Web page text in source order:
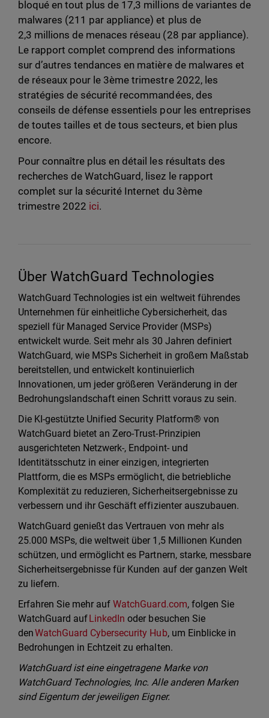
bloqué en tout plus de 17,3 millions de variantes de
malwares (211 par appliance) et plus de
2,3 millions de menaces réseau (28 par appliance).
Le rapport complet comprend des informations
sur d’autres tendances en matière de malwares et
de réseaux pour le 3ème trimestre 2022, les
stratégies de sécurité recommandées, des
conseils de défense essentiels pour les entreprises
de toutes tailles et de tous secteurs, et bien plus
encore.
Pour connaître plus en détail les résultats des
recherches de WatchGuard, lisez le rapport
complet sur la sécurité Internet du 3ème
trimestre 2022 ici.
Über WatchGuard Technologies
WatchGuard Technologies ist ein weltweit führendes
Unternehmen für einheitliche Cybersicherheit, das
speziell für Managed Service Provider (MSPs)
entwickelt wurde. Seit mehr als 30 Jahren definiert
WatchGuard, wie MSPs Sicherheit in großem Maßstab
bereitstellen, und entwickelt kontinuierlich
Innovationen, um jeder größeren Veränderung in der
Bedrohungslandschaft einen Schritt voraus zu sein.
Die KI-gestützte Unified Security Platform® von
WatchGuard bietet an Zero-Trust-Prinzipien
ausgerichteten Netzwerk-, Endpoint- und
Identitätsschutz in einer einzigen, integrierten
Plattform, die es MSPs ermöglicht, die betriebliche
Komplexität zu reduzieren, Sicherheitsergebnisse zu
verbessern und ihr Geschäft effizienter auszubauen.
WatchGuard genießt das Vertrauen von mehr als
25.000 MSPs, die weltweit über 1,5 Millionen Kunden
schützen, und ermöglicht es Partnern, starke, messbare
Sicherheitsergebnisse für Kunden auf der ganzen Welt
zu liefern.
Erfahren Sie mehr aufWatchGuard.com, folgen Sie
WatchGuard auf LinkedIn oder besuchen Sie
denWatchGuard Cybersecurity Hub, um Einblicke in
Bedrohungen in Echtzeit zu erhalten.
WatchGuard ist eine eingetragene Marke von
WatchGuard Technologies, Inc. Alle anderen Marken
sind Eigentum der jeweiligen Eigner.